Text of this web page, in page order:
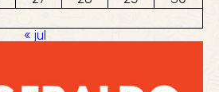
« jul